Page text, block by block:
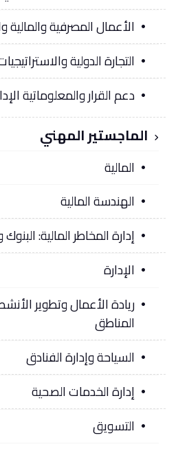
الأعمال المصرفية والمالية
التجارة الدولية
دعم القرار والمعلوماتية
الماجستير المهني
المالية
الهندسة المالية
إدارة المخاطر المالية: البنوك
الإدارة
ريادة الأعمال وتطوير
المناطق
السياحة وإدارة الفنادق
إدارة الخدمات الصحية
التسويق